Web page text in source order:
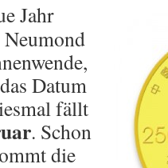
Jahr
Datum
fällt
. Schon
die